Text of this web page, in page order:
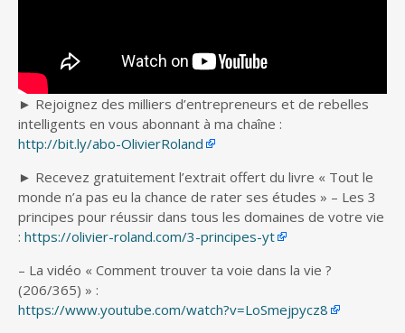
► Rejoignez des milliers d’entrepreneurs et de rebelles
intelligents en vous abonnant à ma chaîne :
http://bit.ly/abo-OlivierRoland
► Recevez gratuitement l’extrait offert du livre « Tout le
monde n’a pas eu la chance de rater ses études » – Les 3
principes pour réussir dans tous les domaines de votre vie
: https://olivier-roland.com/3-principes-yt
– La vidéo « Comment trouver ta voie dans la vie ?
(206/365) » :
https://www.youtube.com/watch?v=LoSmejpycz8